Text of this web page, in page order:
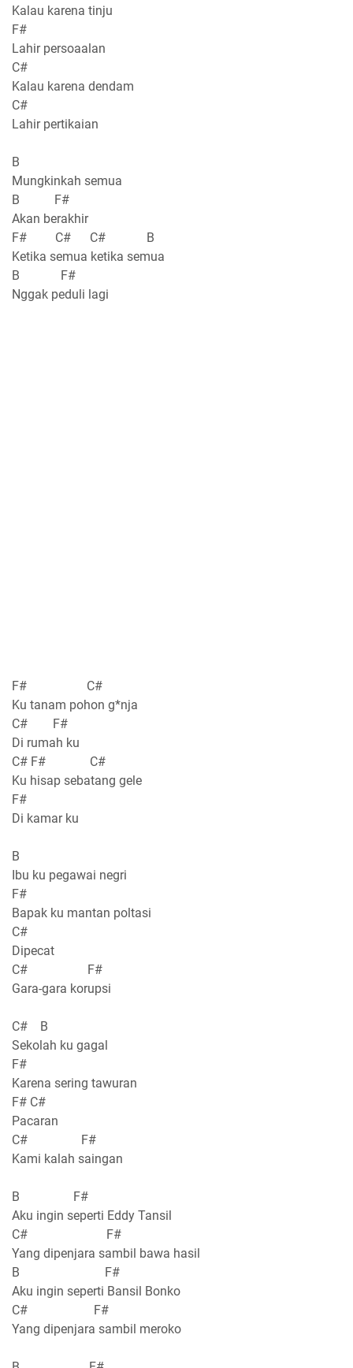
Kalau karena tinju
F#
Lahir persoaalan
C#
Kalau karena dendam
C#
Lahir pertikaian
B
Mungkinkah semua
B F#
Akan berakhir
F# C# C# B
Ketika semua ketika semua
B F#
Nggak peduli lagi
F# C#
Ku tanam pohon g*nja
C# F#
Di rumah ku
C# F# C#
Ku hisap sebatang gele
F#
Di kamar ku
B
Ibu ku pegawai negri
F#
Bapak ku mantan poltasi
C#
Dipecat
C# F#
Gara-gara korupsi
C# B
Sekolah ku gagal
F#
Karena sering tawuran
F# C#
Pacaran
C# F#
Kami kalah saingan
B F#
Aku ingin seperti Eddy Tansil
C# F#
Yang dipenjara sambil bawa hasil
B F#
Aku ingin seperti Bansil Bonko
C# F#
Yang dipenjara sambil meroko